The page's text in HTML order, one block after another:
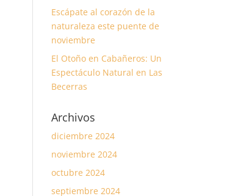
Escápate al corazón de la
naturaleza este puente de
noviembre
El Otoño en Cabañeros: Un
Espectáculo Natural en Las
Becerras
Archivos
diciembre 2024
noviembre 2024
octubre 2024
septiembre 2024